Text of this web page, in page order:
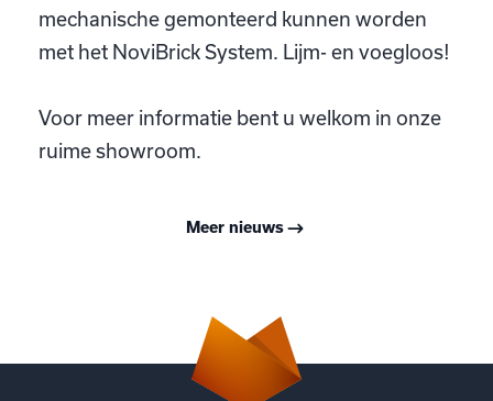
mechanische gemonteerd kunnen worden
met het NoviBrick System. Lijm- en voegloos!
Voor meer informatie bent u welkom in onze
ruime showroom.
Meer nieuws